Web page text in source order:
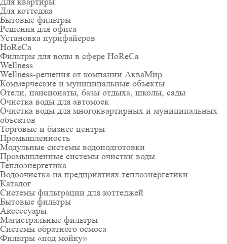
Для коттеджа
Бытовые фильтры
Решения для офиса
Установка пурифайеров
HoReCa
Фильтры для воды в сфере HoReCa
Wellness
Wellness-решения от компании АкваМир
Коммерческие и муниципальные объекты
Отели, пансионаты, базы отдыха, школы, сады
Очистка воды для автомоек
Очистка воды для многоквартирных и муниципальных
объектов
Торговые и бизнес центры
Промышленность
Модульные системы водоподготовки
Промышленные системы очистки воды
Теплоэнергетика
Водоочистка на предприятиях теплоэнергетики
Каталог
Системы фильтрации для коттеджей
Бытовые фильтры
Аксессуары
Магистральные фильтры
Системы обратного осмоса
Фильтры «под мойку»